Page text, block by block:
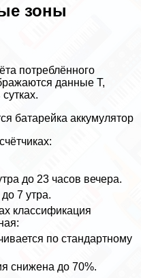
зоны
потрeблённого
данные Т,
батарейка аккумулятор
до 23 часов вечера.
7 утра.
классификация
по стандартному
снижена до 70%.